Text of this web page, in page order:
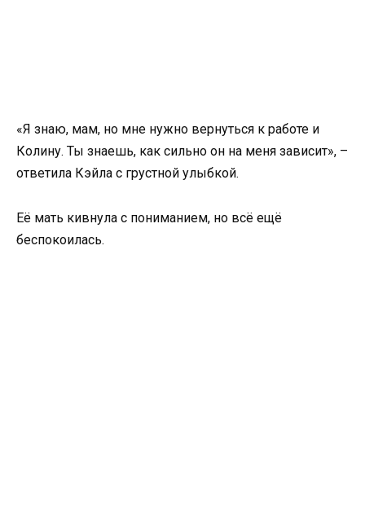
«Я знаю, мам, но мне нужно вернуться к работе и
Колину. Ты знаешь, как сильно он на меня зависит», –
ответила Кэйла с грустной улыбкой.
Её мать кивнула с пониманием, но всё ещё
беспокоилась.